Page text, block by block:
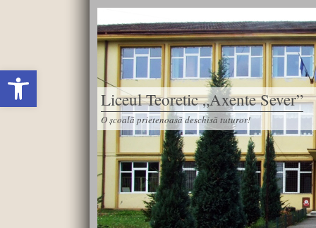
Deschide bara de unelte
Liceul Teoretic „Axente Sever”
O școală prietenoasă deschisă tuturor!